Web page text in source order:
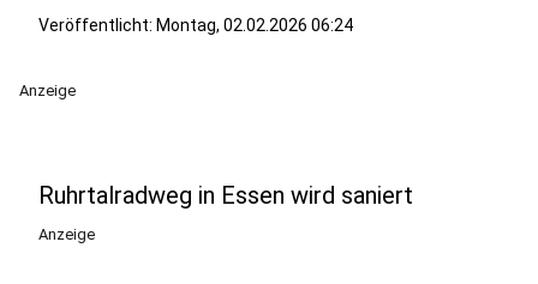
Veröffentlicht: Montag, 02.02.2026 06:24
Anzeige
Ruhrtalradweg in Essen wird saniert
Anzeige